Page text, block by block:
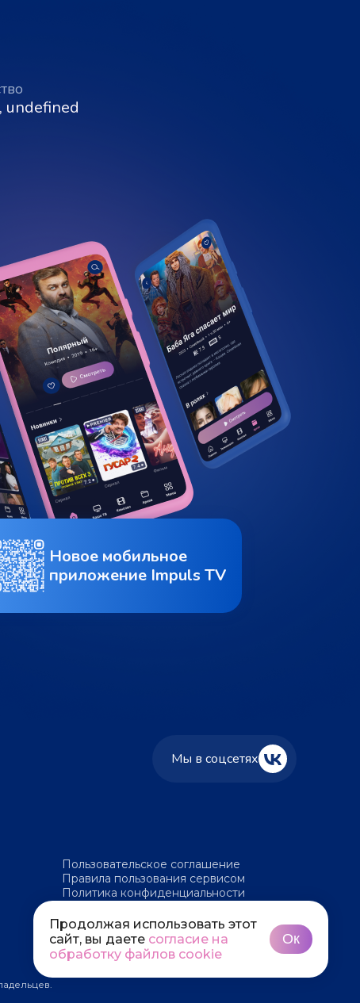
undefined
Новое мобильное
приложение Impuls TV
Мы в соцсетях
Пользовательское соглашение
Правила пользования сервисом
Политика конфиденциальности
Продолжая использовать этот
сайт, вы даете согласие на
обработку файлов cookie
Ок